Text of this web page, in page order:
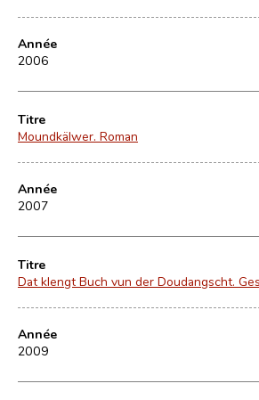
Année
2006
Titre
Moundkälwer. Roman
Année
2007
Titre
Dat klengt Buch vun der Doudangscht.
Année
2009